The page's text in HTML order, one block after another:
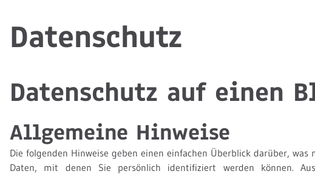
Datenschutz
Datenschutz auf einen
Allgemeine Hinweise
Die folgenden Hinweise geben einen einfachen Überblick darüber,
Daten, mit denen Sie persönlich identifiziert werden können.